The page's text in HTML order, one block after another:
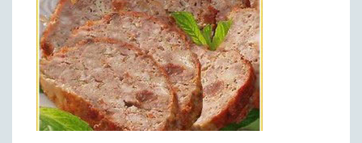
Из яиц и другие
Холодные супы
Супы-пюре
Молочные супы
Сладкие супы
Отварное мясо
Запеченное мясо
Тушеное мясо
Из мясного фарша
Из субпродуктов
Жареная рыба
Отварная и паровая
Запеченная рыба
Тушеная рыба
Из рыбного фарша
Вся птица
Жареная птица
Отварная птица
Запеченная птица
Тушеная птица
Овощи
Все овощи
Жареные овощи
Отварные овощи
Выпечка
Вся выпечка
Торты и пирожные
Соусы
Все соусы